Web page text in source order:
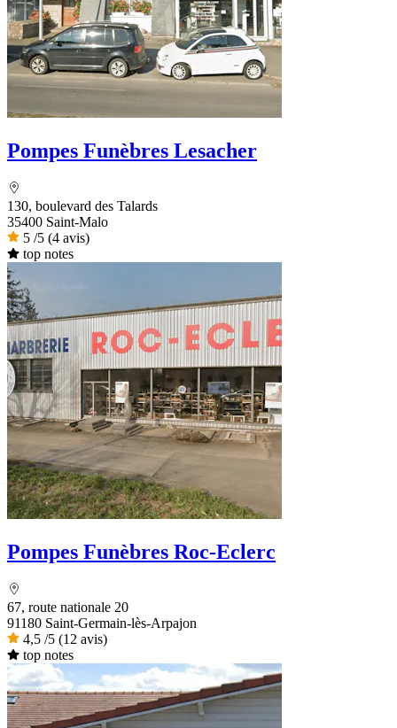
Pompes Funèbres Lesacher
130, boulevard des Talards
35400 Saint-Malo
5 /5 (4 avis)
top notes
Pompes Funèbres Roc-Eclerc
67, route nationale 20
91180 Saint-Germain-lès-Arpajon
4,5 /5 (12 avis)
top notes